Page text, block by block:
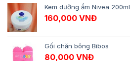
Kem dưỡng ẩm Nivea 200ml
160,000 VNĐ
Gối chăn bông Bibos
80,000 VNĐ